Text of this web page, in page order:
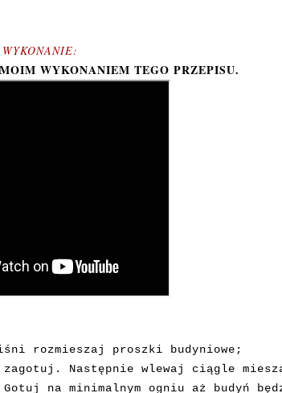
WYKONANIE:
WYKONANIEM TEGO PRZEPISU.
rozmieszaj proszki budyniowe;
Następnie wlewaj ciągle
na minimalnym ogniu aż budyń